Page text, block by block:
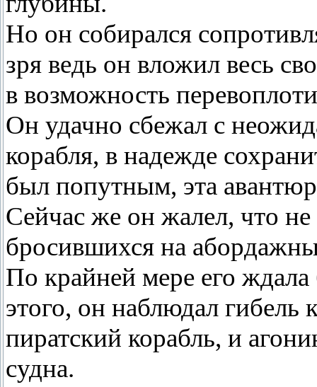
Но он собирался
зря ведь он вложил весь
в возможность
Он удачно сбежал с
корабля, в надежде
был попутным, эта
Сейчас же он жалел, что
бросившихся на
По крайней мере его
этого, он наблюдал гибель
пиратский корабль, и
судна.